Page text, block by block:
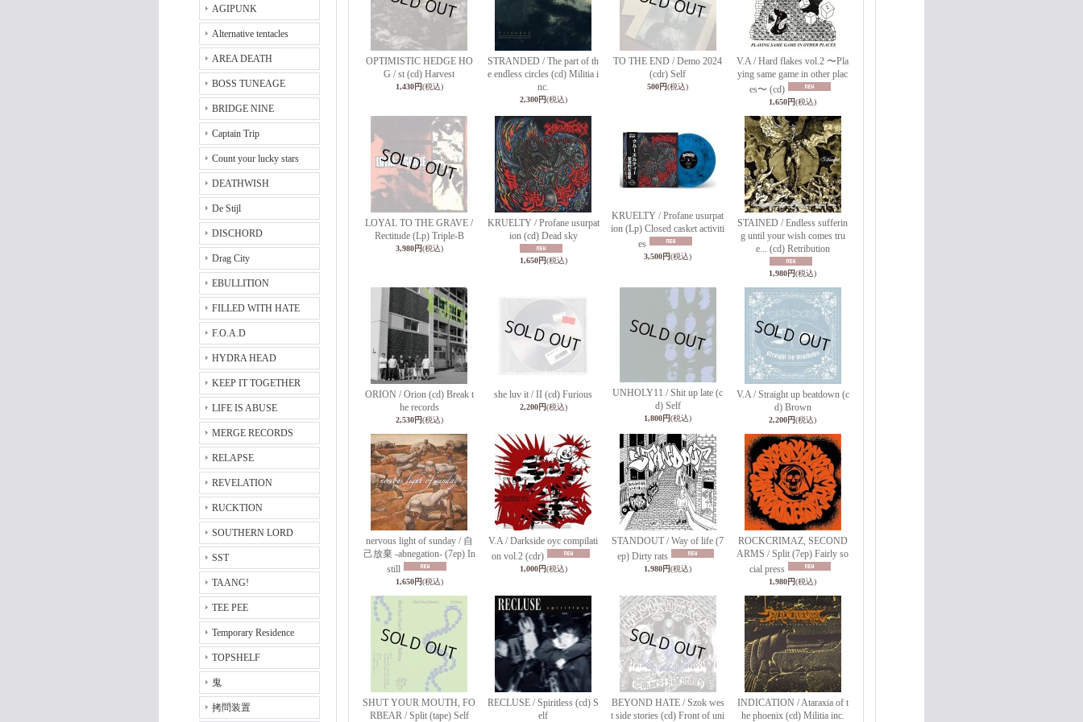
AGIPUNK
Alternative tentacles
AREA DEATH
BOSS TUNEAGE
BRIDGE NINE
Captain Trip
Count your lucky stars
DEATHWISH
De Stijl
DISCHORD
Drag City
EBULLITION
FILLED WITH HATE
F.O.A.D
HYDRA HEAD
KEEP IT TOGETHER
LIFE IS ABUSE
MERGE RECORDS
RELAPSE
REVELATION
RUCKTION
SOUTHERN LORD
SST
TAANG!
TEE PEE
Temporary Residence
TOPSHELF
鬼
拷問装置
OPTIMISTIC HEDGE HO
G / st (cd) Harvest
1,430円(税込)
STRANDED / The part of th
e endless circles (cd) Militia i
nc.
2,300円(税込)
TO THE END / Demo 2024
(cdr) Self
500円(税込)
V.A / Hard flakes vol.2 〜Pla
ying same game in other plac
es〜 (cd)
1,650円(税込)
LOYAL TO THE GRAVE /
Rectitude (Lp) Triple-B
3,980円(税込)
KRUELTY / Profane usurpat
ion (cd) Dead sky
1,650円(税込)
KRUELTY / Profane usurpat
ion (Lp) Closed casket activiti
es
3,500円(税込)
STAINED / Endless sufferin
g until your wish comes tru
e... (cd) Retribution
1,980円(税込)
ORION / Orion (cd) Break t
he records
2,530円(税込)
she luv it / II (cd) Furious
2,200円(税込)
UNHOLY11 / Shit up late (c
d) Self
1,800円(税込)
V.A / Straight up beatdown (c
d) Brown
2,200円(税込)
nervous light of sunday / 自
己放棄 -abnegation- (7ep) In
still
1,650円(税込)
V.A / Darkside oyc compilati
on vol.2 (cdr)
1,000円(税込)
STANDOUT / Way of life (7
ep) Dirty rats
1,980円(税込)
ROCKCRIMAZ, SECOND
ARMS / Split (7ep) Fairly so
cial press
1,980円(税込)
SHUT YOUR MOUTH, FO
RBEAR / Split (tape) Self
RECLUSE / Spiritless (cd) S
elf
BEYOND HATE / Szok wes
t side stories (cd) Front of uni
INDICATION / Ataraxia of t
he phoenix (cd) Militia inc.